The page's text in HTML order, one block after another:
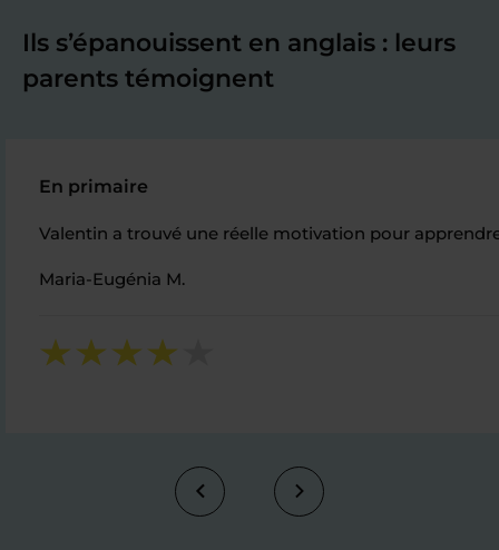
Ils s’épanouissent en anglais : leurs
parents témoignent
En primaire
Valentin a trouvé une réelle motivation pour
Maria-Eugénia M.